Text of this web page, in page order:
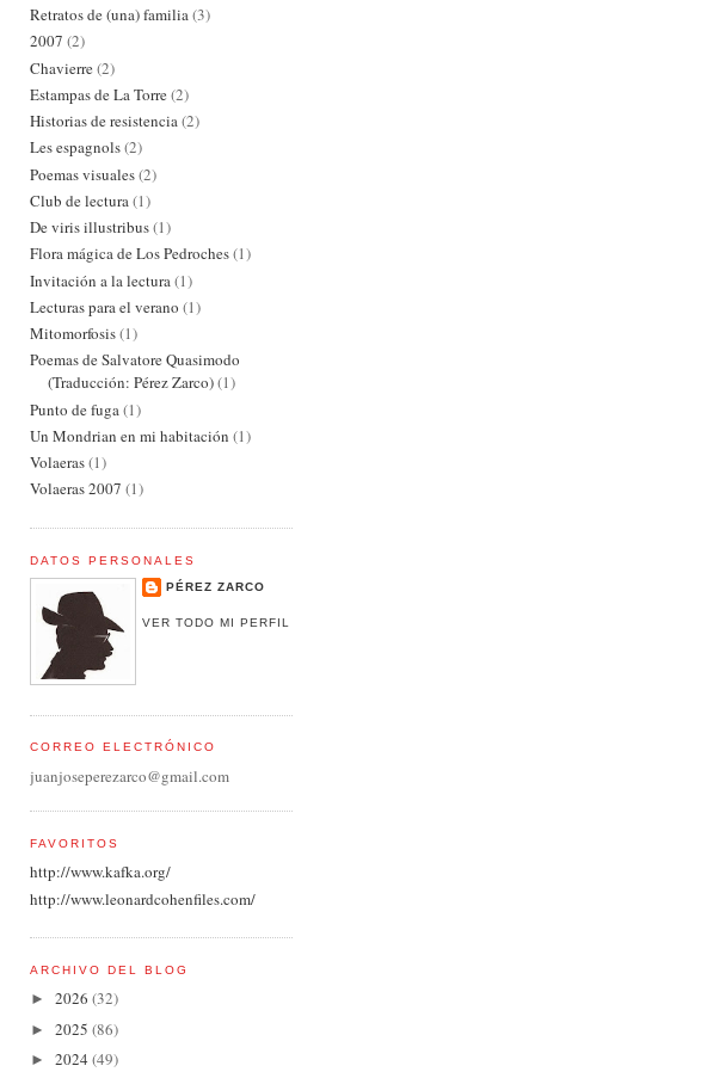
Retratos de (una) familia(3)
2007 (2)
Chavierre(2)
Estampas de La Torre(2)
Historias de resistencia(2)
Les espagnols(2)
Poemas visuales(2)
Club de lectura(1)
De viris illustribus(1)
Flora mágica de Los Pedroches(1)
Invitación a la lectura (1)
Lecturas para el verano (1)
Mitomorfosis(1)
Poemas de Salvatore Quasimodo
(Traducción: Pérez Zarco)(1)
Punto de fuga (1)
Un Mondrian en mi habitación (1)
Volaeras(1)
Volaeras 2007 (1)
DATOS PERSONALES
PÉREZ ZARCO
VER TODO MI PERFIL
CORREO ELECTRÓNICO
juanjoseperezarco@gmail.com
FAVORITOS
http://www.kafka.org/
http://www.leonardcohenfiles.com/
ARCHIVO DEL BLOG
► 2026 (32)
► 2025 (86)
► 2024 (49)